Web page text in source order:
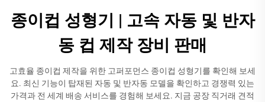
종이컵 성형기 | 고속 자동 및 반자
동 컵 제작 장비 판매
고효율 종이컵 제작을 위한 고퍼포먼스 종이컵 성형기를 확인해 보세
요. 최신 기능이 탑재된 자동 및 반자동 모델을 확인하고 경쟁력 있는
가격과 전 세계 배송 서비스를 경험해 보세요. 지금 공장 직거래 견적